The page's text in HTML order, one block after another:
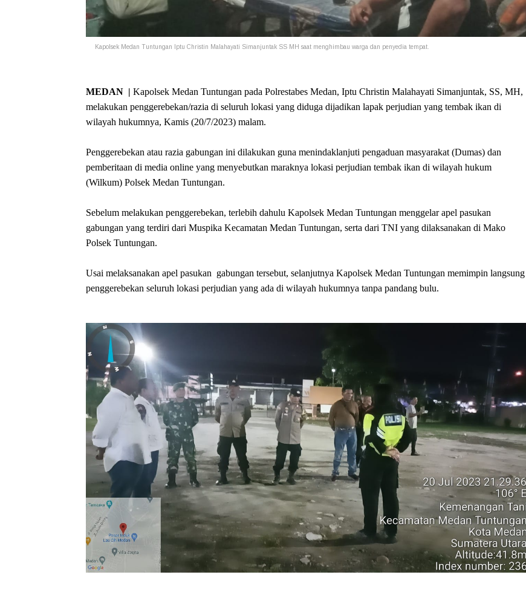
Kapolsek Medan Tuntungan Iptu Christin Malahayati Simanjuntak SS MH saat menghimbau warga dan penyedia tempat.
MEDAN | Kapolsek Medan Tuntungan pada Polrestabes Medan, Iptu Christin Malahayati Simanjuntak, SS, MH,
melakukan penggerebekan/razia di seluruh lokasi yang diduga dijadikan lapak perjudian yang tembak ikan di
wilayah hukumnya, Kamis (20/7/2023) malam.
Penggerebekan atau razia gabungan ini dilakukan guna menindaklanjuti pengaduan masyarakat (Dumas) dan
pemberitaan di media online yang menyebutkan maraknya lokasi perjudian tembak ikan di wilayah hukum
(Wilkum) Polsek Medan Tuntungan.
Sebelum melakukan penggerebekan, terlebih dahulu Kapolsek Medan Tuntungan menggelar apel pasukan
gabungan yang terdiri dari Muspika Kecamatan Medan Tuntungan, serta dari TNI yang dilaksanakan di Mako
Polsek Tuntungan.
Usai melaksanakan apel pasukan gabungan tersebut, selanjutnya Kapolsek Medan Tuntungan memimpin langsung
penggerebekan seluruh lokasi perjudian yang ada di wilayah hukumnya tanpa pandang bulu.